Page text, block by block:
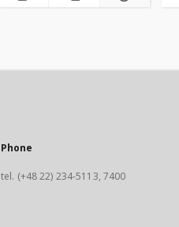
Phone
tel. (+48 22) 234-5113, 7400